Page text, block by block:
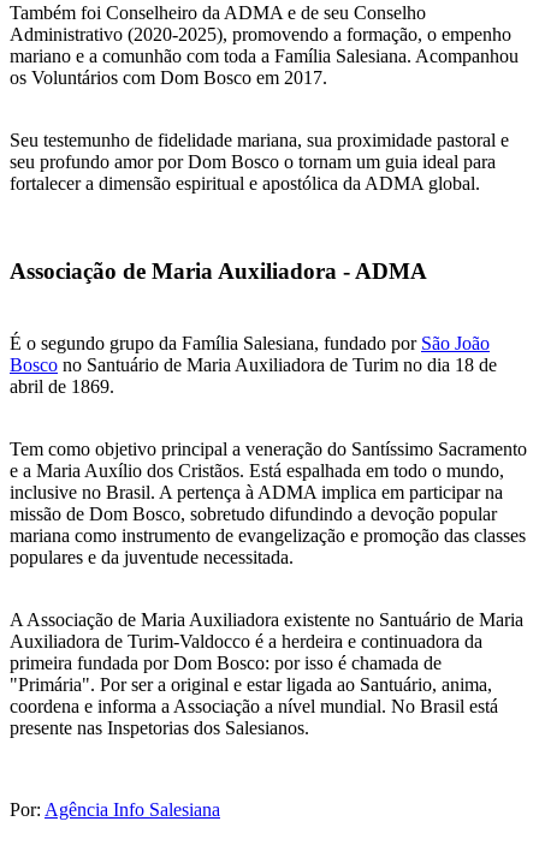
Também foi Conselheiro da ADMA e de seu Conselho
Administrativo (2020-2025), promovendo a formação, o empenho
mariano e a comunhão com toda a Família Salesiana. Acompanhou
os Voluntários com Dom Bosco em 2017.
Seu testemunho de fidelidade mariana, sua proximidade pastoral e
seu profundo amor por Dom Bosco o tornam um guia ideal para
fortalecer a dimensão espiritual e apostólica da ADMA global.
Associação de Maria Auxiliadora - ADMA
É o segundo grupo da Família Salesiana, fundado por São João
Bosco no Santuário de Maria Auxiliadora de Turim no dia 18 de
abril de 1869.
Tem como objetivo principal a veneração do Santíssimo Sacramento
e a Maria Auxílio dos Cristãos. Está espalhada em todo o mundo,
inclusive no Brasil. A pertença à ADMA implica em participar na
missão de Dom Bosco, sobretudo difundindo a devoção popular
mariana como instrumento de evangelização e promoção das classes
populares e da juventude necessitada.
A Associação de Maria Auxiliadora existente no Santuário de Maria
Auxiliadora de Turim-Valdocco é a herdeira e continuadora da
primeira fundada por Dom Bosco: por isso é chamada de
"Primária". Por ser a original e estar ligada ao Santuário, anima,
coordena e informa a Associação a nível mundial. No Brasil está
presente nas Inspetorias dos Salesianos.
Por: Agência Info Salesiana